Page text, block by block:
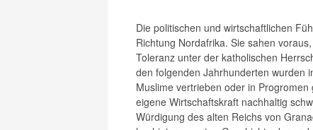
Die politischen und wirtschaftlichen
Richtung Nordafrika. Sie sahen
Toleranz unter der katholischen
den folgenden Jahrhunderten wurden
Muslime vertrieben oder in
eigene Wirtschaftskraft nachhaltig
Würdigung des alten Reichs von